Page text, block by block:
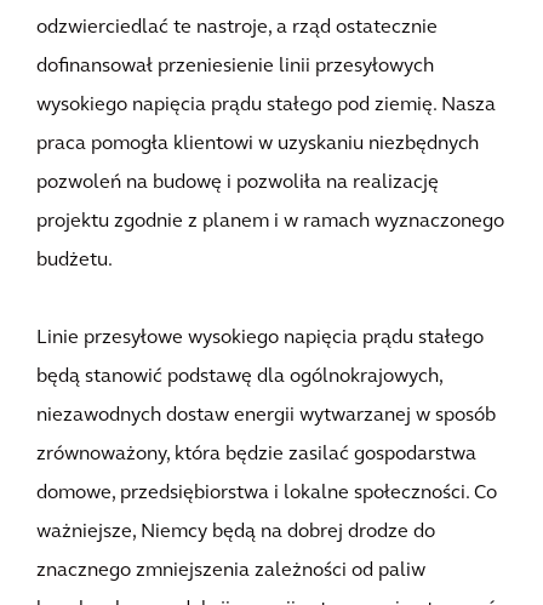
odzwierciedlać te nastroje, a rząd ostatecznie
dofinansował przeniesienie linii przesyłowych
wysokiego napięcia prądu stałego pod ziemię. Nasza
praca pomogła klientowi w uzyskaniu niezbędnych
pozwoleń na budowę i pozwoliła na realizację
projektu zgodnie z planem i w ramach wyznaczonego
budżetu.
Linie przesyłowe wysokiego napięcia prądu stałego
będą stanowić podstawę dla ogólnokrajowych,
niezawodnych dostaw energii wytwarzanej w sposób
zrównoważony, która będzie zasilać gospodarstwa
domowe, przedsiębiorstwa i lokalne społeczności. Co
ważniejsze, Niemcy będą na dobrej drodze do
znacznego zmniejszenia zależności od paliw